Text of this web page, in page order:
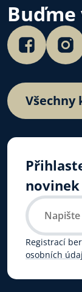
novinek
Registrací
osobních